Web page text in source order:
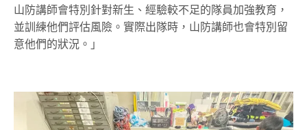
山防講師會特別針對新生、經驗較不足的隊員加強教育，
並訓練他們評估風險。實際出隊時，山防講師也會特別留
意他們的狀況。」